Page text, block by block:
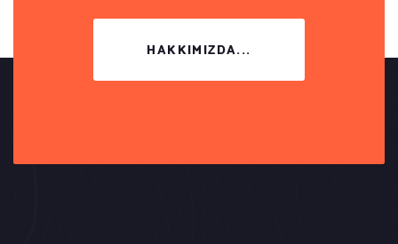
HAKKIMIZDA...